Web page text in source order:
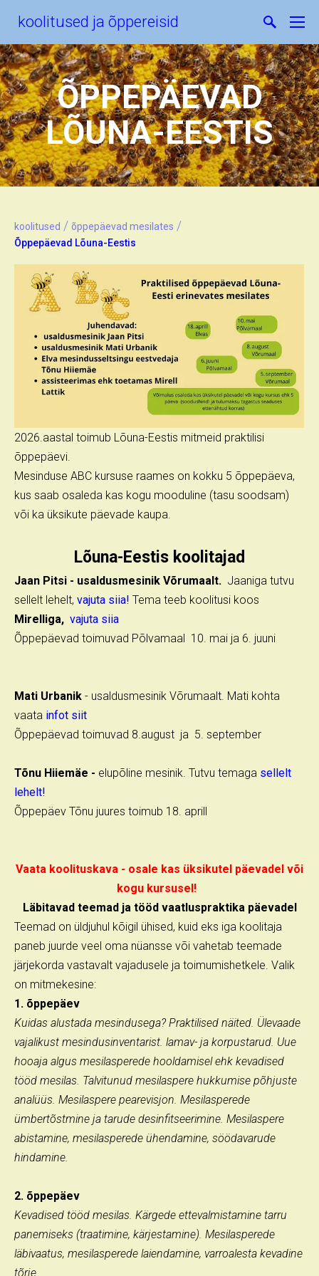
koolitused ja õppereisid
ÕPPEPÄEVAD
LÕUNA-EESTIS
koolitused / õppepäevad mesilates /
Õppepäevad Lõuna-Eestis
2026.aastal toimub Lõuna-Eestis mitmeid praktilisi
õppepäevi.
Mesinduse ABC kursuse raames on kokku 5 õppepäeva,
kus saab osaleda kas kogu mooduline (tasu soodsam)
või ka üksikute päevade kaupa.
Lõuna-Eestis koolitajad
Jaan Pitsi - usaldusmesinik Võrumaalt. Jaaniga tutvu
sellelt lehelt, vajuta siia! Tema teeb koolitusi koos
Mirelliga, vajuta siia
Õppepäevad toimuvad Põlvamaal 10. mai ja 6. juuni
Mati Urbanik - usaldusmesinik Võrumaalt. Mati kohta
vaata infot siit
Õppepäevad toimuvad 8.august ja 5. september
Tõnu Hiiemäe - elupõline mesinik. Tutvu temaga sellelt
lehelt!
Õppepäev Tõnu juures toimub 18. aprill
Vaata koolituskava - osale kas üksikutel päevadel või
kogu kursusel!
Läbitavad teemad ja tööd vaatluspraktika päevadel
Teemad on üldjuhul kõigil ühised, kuid eks iga koolitaja
paneb juurde veel oma nüansse või vahetab teemade
järjekorda vastavalt vajadusele ja toimumishetkele. Valik
on mitmekesine:
1. õppepäev
Kuidas alustada mesindusega? Praktilised näited. Ülevaade
vajalikust mesindusinventarist. lamav- ja korpustarud. Uue
hooaja algus mesilasperede hooldamisel ehk kevadised
tööd mesilas. Talvitunud mesilaspere hukkumise põhjuste
analüüs. Mesilaspere pearevisjon. Mesilasperede
ümbertõstmine ja tarude desinfitseerimine. Mesilaspere
abistamine, mesilasperede ühendamine, söödavarude
hindamine.
2. õppepäev
Kevadised tööd mesilas. Kärgede ettevalmistamine tarru
panemiseks (traatimine, kärjestamine). Mesilasperede
läbivaatus, mesilasperede laiendamine, varroalesta kevadine
tõrje